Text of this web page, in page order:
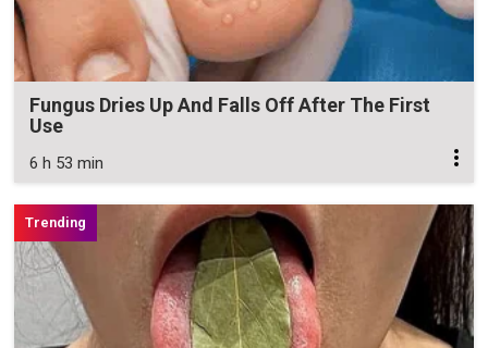
Fungus Dries Up And Falls Off After The First
Use
6 h 53 min